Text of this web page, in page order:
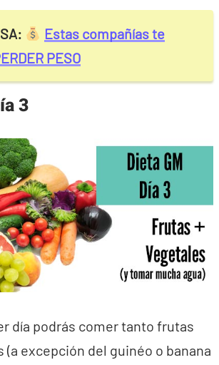
Estas compañías te
PESO
3
día podrás comer tanto frutas
(a excepción del guinéo o banana